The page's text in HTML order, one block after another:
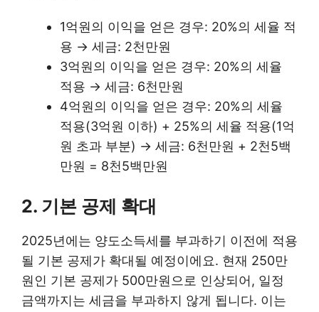
1억원의 이익을 얻은 경우: 20%의 세율 적
용 → 세금: 2천만원
3억원의 이익을 얻은 경우: 20%의 세율
적용 → 세금: 6천만원
4억원의 이익을 얻은 경우: 20%의 세율
적용(3억원 이하) + 25%의 세율 적용(1억
원 초과 부분) → 세금: 6천만원 + 2천5백
만원 = 8천5백만원
2. 기본 공제 확대
2025년에는 양도소득세를 부과하기 이전에 적용
될 기본 공제가 확대될 예정이에요. 현재 250만
원인 기본 공제가 500만원으로 인상되어, 일정
금액까지는 세금을 부과하지 않게 됩니다. 이는